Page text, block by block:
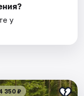
у
350 ₽